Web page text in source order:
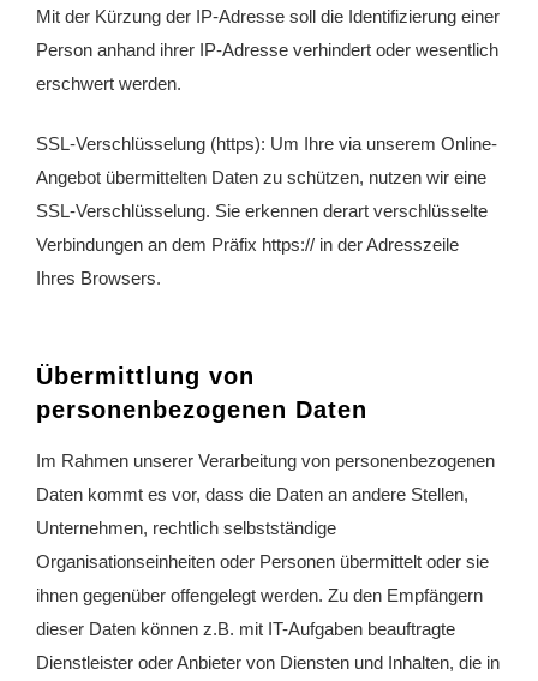
Mit der Kürzung der IP-Adresse soll die Identifizierung einer
Person anhand ihrer IP-Adresse verhindert oder wesentlich
erschwert werden.
SSL-Verschlüsselung (https): Um Ihre via unserem Online-
Angebot übermittelten Daten zu schützen, nutzen wir eine
SSL-Verschlüsselung. Sie erkennen derart verschlüsselte
Verbindungen an dem Präfix https:// in der Adresszeile
Ihres Browsers.
Übermittlung von
personenbezogenen Daten
Im Rahmen unserer Verarbeitung von personenbezogenen
Daten kommt es vor, dass die Daten an andere Stellen,
Unternehmen, rechtlich selbstständige
Organisationseinheiten oder Personen übermittelt oder sie
ihnen gegenüber offengelegt werden. Zu den Empfängern
dieser Daten können z.B. mit IT-Aufgaben beauftragte
Dienstleister oder Anbieter von Diensten und Inhalten, die in